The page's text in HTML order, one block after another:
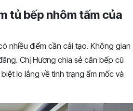
tủ bếp nhôm tấm của
nhiều điểm cần cải tạo. Không gian
Chị Hương chia sẻ căn bếp cũ
lo lắng về tình trạng ẩm mốc và